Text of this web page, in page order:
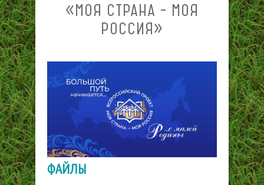
«МОЯ СТРАНА – МОЯ
РОССИЯ»
ФАЙЛЫ